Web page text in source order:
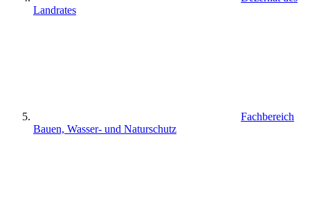
Landrates
Fachbereich
Bauen, Wasser- und Naturschutz